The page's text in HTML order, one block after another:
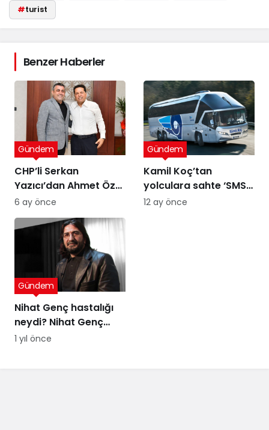
#turist
Benzer Haberler
CHP’li Serkan
Yazıcı’dan Ahmet Özer
kararına tepki: Bu bir
tanımayan düzenin
Gündem
6 ay önce
Kamil Koç’tan
yolculara sahte ‘SMS’
uyarısı
Gündem
12 ay önce
Nihat Genç hastalığı
neydi? Nihat Genç
cenaze töreni ne
Gündem
1 yıl önce